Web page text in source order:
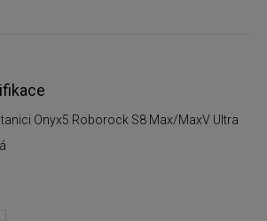
Onyx5 Roborock S8 Max/MaxV Ultra